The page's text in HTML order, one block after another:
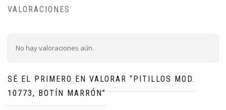
VALORACIONES
No hay valoraciones aún.
SÉ EL PRIMERO EN VALORAR “PITILLOS MOD.
10773, BOTÍN MARRÓN”